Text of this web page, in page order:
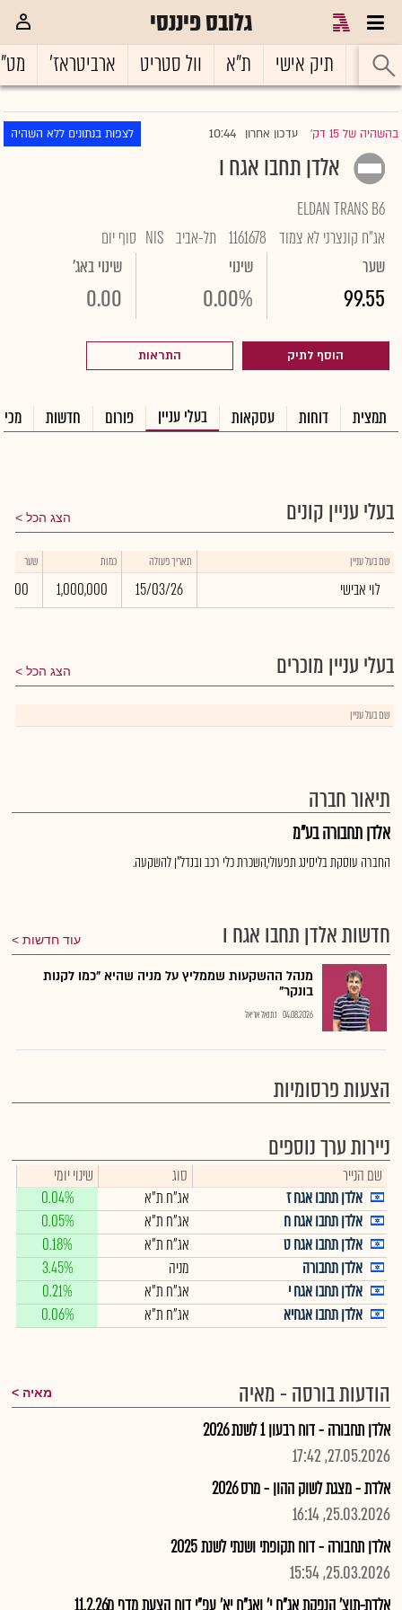
גלובס פיננסי
ראשי תיק אישי ת"א וול סטריט ארביטראז'
בהשהיה של 15 דק' |עדכון אחרון 10:44 לצפות בנתונים ללא השהיה
אלדן תחבו אגח ו
ELDAN TRANS B6
אג"ח קונצרני לא צמוד 1161678 תל-אביב NIS סוף יום
שער
99.55
שינוי
0.00%
שינוי באג'
0.00
הוסף לתיק התראות
תמצית דוחות עסקאות בעלי עניין פורום חדשות
בעלי עניין קונים הצג הכל
שם בעל עניין תאריך פעולה כמות שער
לוי אבישי 15/03/26
1,000,000
0.00
בעלי עניין מוכרים הצג הכל
שם בעל עניין
תיאור חברה
אלדן תחבורה בע"מ
החברה עוסקת בליסינג תפעולי,השכרת כלי רכב ובנדל"ן להשקעה.
חדשות אלדן תחבו אגח ו עוד חדשות
מנהל ההשקעות שממליץ על מניה שהיא "כמו לקנות
בונקר"
04.08.2026 נתנאל אריאל
הצעות פרסומיות
ניירות ערך נוספים
שם הנייר סוג
שינוי יומי
אלדן תחבו אגח ז
אג"ח ת"א
0.04%
אלדן תחבו אגח ח
אג"ח ת"א
0.05%
אלדן תחבו אגח ט
אג"ח ת"א
0.18%
אלדן תחבורה
מניה
3.45%
אלדן תחבו אגח י
אג"ח ת"א
0.21%
אלדן תחבו אגחיא
אג"ח ת"א 0.06%
הודעות בורסה - מאיה מאיה
אלדן תחבורה - דוח רבעון 1 לשנת 2026
27.05.2026, 17:42
אלדת - מצגת לשוק ההון - מרס 2026
25.03.2026, 16:14
אלדן תחבורה - דוח תקופתי ושנתי לשנת 2025
25.03.2026, 15:54